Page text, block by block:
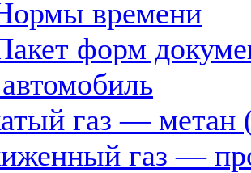
времени
форм
газ — метан
газ —